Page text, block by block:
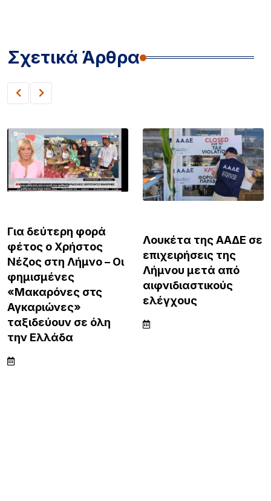
Σχετικά Άρθρα
Για δεύτερη φορά
φέτος ο Χρήστος
Νέζος στη Λήμνο – Οι
φημισμένες
«Μακαρόνες στς
Αγκαριώνες»
ταξιδεύουν σε όλη
την Ελλάδα
Λουκέτα της ΑΑΔΕ σε
επιχειρήσεις της
Λήμνου μετά από
αιφνιδιαστικούς
ελέγχους